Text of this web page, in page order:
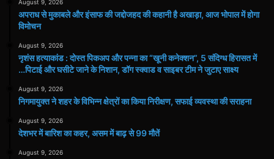
August 9, 2026
अपराध से मुकाबले और इंसाफ की जद्दोजहद की कहानी है अखाड़ा, आज भोपाल में होगा
विमोचन
August 9, 2026
नृशंस हत्याकांड : दोस्त पिकअप और पन्ना का “खूनी कनेक्शन”, 5 संदिग्ध हिरासत में
…पिटाई और घसीटे जाने के निशान, डॉग स्क्वाड व साइबर टीम ने जुटाए साक्ष्य
August 9, 2026
निगमायुक्त ने शहर के विभिन्न क्षेत्रों का किया निरीक्षण, सफाई व्यवस्था की सराहना
August 9, 2026
देशभर में बारिश का कहर, असम में बाढ़ से 99 मौतें
August 9, 2026